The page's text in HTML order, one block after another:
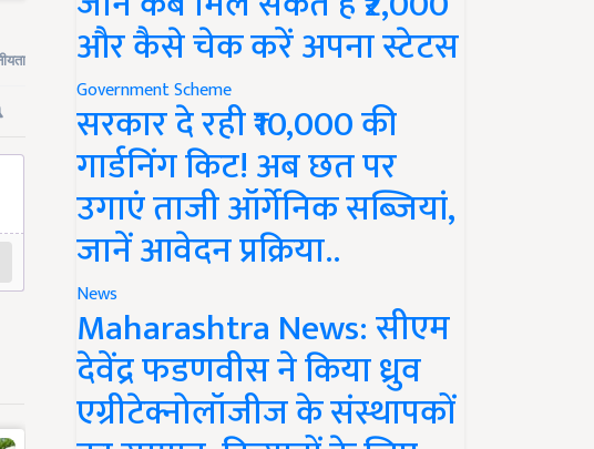
और कैसे चेक करें अपना स्टेटस
Government Scheme
सरकार दे रही ₹10,000 की
गार्डनिंग किट! अब छत पर
उगाएं ताजी ऑर्गेनिक सब्जियां,
जानें आवेदन प्रक्रिया..
News
Maharashtra News: सीएम
देवेंद्र फडणवीस ने किया ध्रुव
एग्रीटेक्नोलॉजीज के संस्थापकों